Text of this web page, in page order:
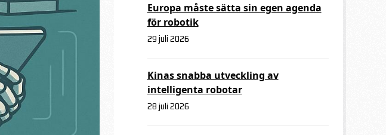
Europa måste sätta sin egen agenda
för robotik
29 juli 2026
Kinas snabba utveckling av
intelligenta robotar
28 juli 2026